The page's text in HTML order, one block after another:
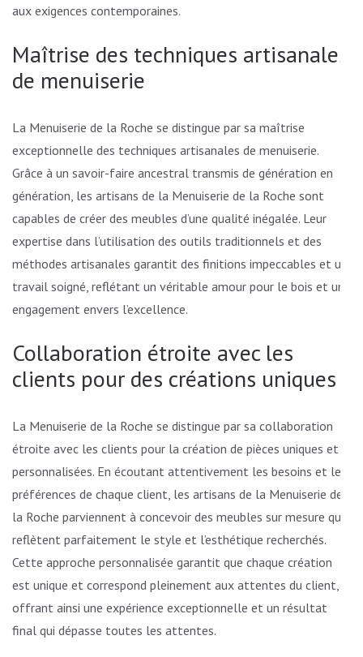
aux exigences contemporaines.
Maîtrise des techniques artisanales
de menuiserie
La Menuiserie de la Roche se distingue par sa maîtrise
exceptionnelle des techniques artisanales de menuiserie.
Grâce à un savoir-faire ancestral transmis de génération en
génération, les artisans de la Menuiserie de la Roche sont
capables de créer des meubles d’une qualité inégalée. Leur
expertise dans l’utilisation des outils traditionnels et des
méthodes artisanales garantit des finitions impeccables et un
travail soigné, reflétant un véritable amour pour le bois et un
engagement envers l’excellence.
Collaboration étroite avec les
clients pour des créations uniques
La Menuiserie de la Roche se distingue par sa collaboration
étroite avec les clients pour la création de pièces uniques et
personnalisées. En écoutant attentivement les besoins et les
préférences de chaque client, les artisans de la Menuiserie de
la Roche parviennent à concevoir des meubles sur mesure qui
reflètent parfaitement le style et l’esthétique recherchés.
Cette approche personnalisée garantit que chaque création
est unique et correspond pleinement aux attentes du client,
offrant ainsi une expérience exceptionnelle et un résultat
final qui dépasse toutes les attentes.